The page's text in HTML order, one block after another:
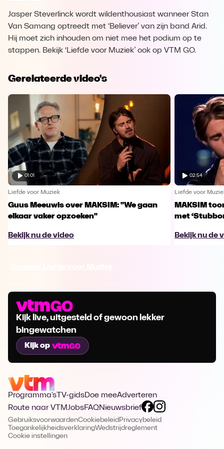
Jasper Steverlinck wordt wildenthousiast wanneer Stan
Van Samang optreedt met ‘Believer’ van zijn band Arid.
Hij moet zich inhouden om niet mee het podium op te
stappen. Bekijk ‘Liefde voor Muziek’ ook op VTM GO.
Gerelateerde video's
01:01
Liefde voor Muziek
Guus Meeuwis over MAKSIM: "We gaan
elkaar vaker opzoeken"
Bekijk nu de video
02:54
Liefde voor
MAKSIM
met
Bekijk nu de
Kijk live, uitgesteld of gewoon lekker
bingewatchen
Kijk op
Programma's TV-gidsDoe meeAdverteren
Route naar VTMJobsFAQNieuwsbrief
GebruiksvoorwaardenCookiebeleid Privacybeleid
ToegankelijkheidsverklaringWedstrijdreglement
Cookie instellingen